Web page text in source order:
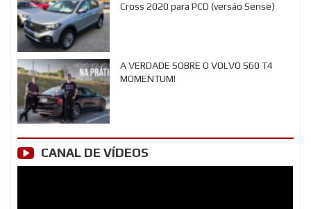
Cross 2020 para PCD (versão Sense)
A VERDADE SOBRE O VOLVO S60 T4
MOMENTUM!
CANAL DE VÍDEOS